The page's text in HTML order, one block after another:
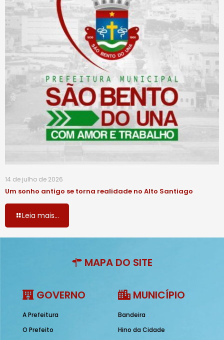
14 de julho de 2026
Um sonho antigo se torna realidade no Alto Santiago
Leia mais...
MAPA DO SITE
GOVERNO
A Prefeitura
O Prefeito
MUNICÍPIO
Bandeira
Hino da Cidade